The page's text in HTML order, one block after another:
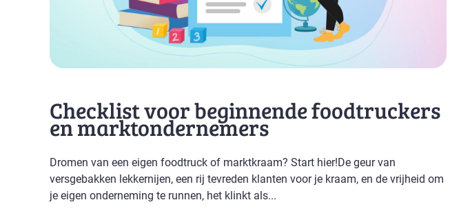
Checklist voor beginnende foodtruckers
en marktondernemers
Dromen van een eigen foodtruck of marktkraam? Start hier!De geur van
versgebakken lekkernijen, een rij tevreden klanten voor je kraam, en de vrijheid om
je eigen onderneming te runnen, het klinkt als...